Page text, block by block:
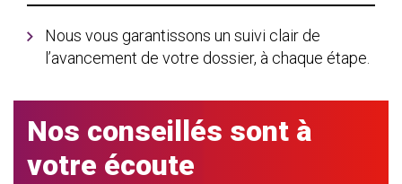
Nous vous garantissons un suivi clair de
l’avancement de votre dossier, à chaque étape.
Nos conseillés sont à
votre écoute